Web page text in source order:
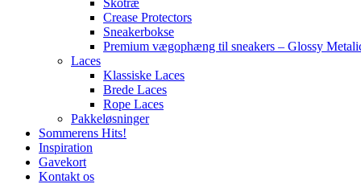
Crease Protectors
Sneakerbokse
Premium vægophæng til sneakers – Glossy
Laces
Klassiske Laces
Brede Laces
Rope Laces
Pakkeløsninger
Sommerens Hits!
Inspiration
Gavekort
Kontakt os